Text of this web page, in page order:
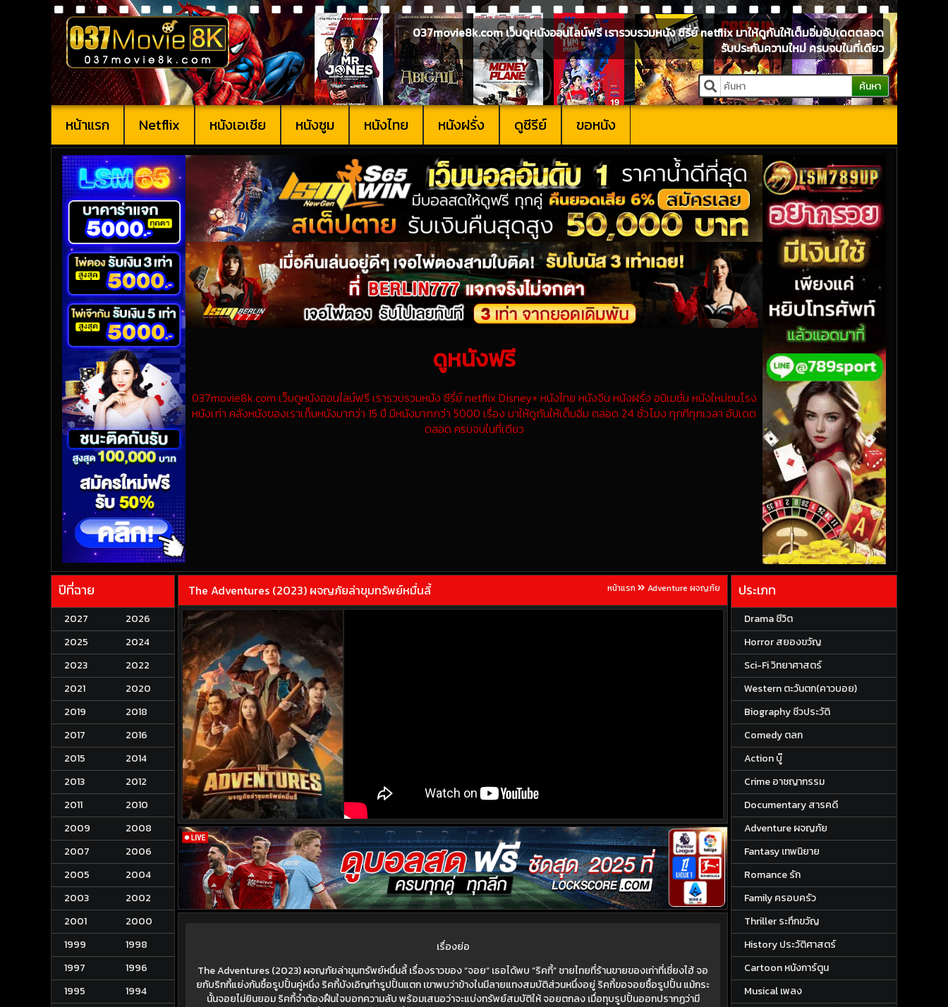
037movie8k.com เว็บดูหนังออนไลน์ฟรี เรารวบรวมหนัง ซีรี่ย์ netflix มาให้ดูกันให้เต็มอิ่มอัปเดตตลอด
รับประกันความใหม่ ครบจบในที่เดียว
ค้นหา
หน้าแรก Netflix หนังเอเชีย หนังซูม หนังไทย หนังฝรั่ง ดูซีรีย์ ขอหนัง
ดูหนังฟรี
037movie8k.com เว็บดูหนังออนไลน์ฟรี เรารวบรวมหนัง ซีรี่ย์ netflix Disney+ หนังไทย หนังจีน หนังฝรั่ง อนิเมชั่น หนังใหม่ชนโรง
หนังเก่า คลังหนังของเราเก็บหนังมากว่า 15 ปี มีหนังมากกว่า 5000 เรื่อง มาให้ดูกันให้เต็มอิ่ม ตลอด 24 ชั่วโมง ทุกทีทุกเวลา อัปเดต
ตลอด ครบจบในที่เดียว
ปีที่ฉาย
2027
2026
2025
2024
2023
2022
2021
2020
2019
2018
2017
2016
2015
2014
2013
2012
2011
2010
2009
2008
2007
2006
2005
2004
2003
2002
2001
2000
1999
1998
1997
1996
1995
1994
The Adventures (2023) ผจญภัยล่าขุมทรัพย์หมื่นลี้ หน้าแรก Adventure ผจญภัย
เรื่องย่อ
The Adventures (2023) ผจญภัยล่าขุมทรัพย์หมื่นลี้ เรื่องราวของ “จอย” เธอได้พบ “ริคกี้” ชายไทยที่ร้านขายของเก่าที่เซี่ยงไฮ้ จอ
ยกับริกกี้แย่งกันซื้อรูปปั้นคู่หนึ่ง ริคกี้บังเอิญทำรูปปั้นแตก เขาพบว่าข้างในมีลายแทงสมบัติส่วนหนึ่งอยู่ ริคกี้ขอจอยซื้อรูปปั้น แม้กระ
นั้นจอยไม่ยินยอม ริคกี้จำต้องฝืนใจบอกความลับ พร้อมเสนอว่าจะแบ่งทรัพย์สมบัติให้ จอยตกลง เมื่อทุบรูปปั้นออกปรากฏว่ามี
ประเภท
Drama ชีวิต
Horror สยองขวัญ
Sci-Fi วิทยาศาสตร์
Western ตะวันตก(คาวบอย)
Biography ชีวประวัติ
Comedy ตลก
Action บู๊
Crime อาชญากรรม
Documentary สารคดี
Adventure ผจญภัย
Fantasy เทพนิยาย
Romance รัก
Family ครอบครัว
Thriller ระทึกขวัญ
History ประวัติศาสตร์
Cartoon หนังการ์ตูน
Musical เพลง